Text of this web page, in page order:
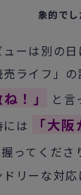
象的でし
ーは別の日
ライフ」の
！」
と言
は
「大
ってくださ
リーな対